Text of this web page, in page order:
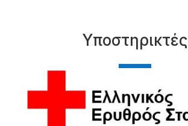
Υποστηρικτές